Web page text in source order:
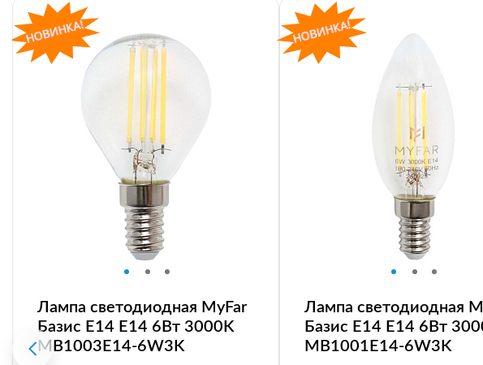
Лампа светодиодная MyFar
Базис E14 E14 6Вт 3000K
MB1003E14-6W3K
Лампа светодиодная
Базис E14 E14 6Вт
MB1001E14-6W3K